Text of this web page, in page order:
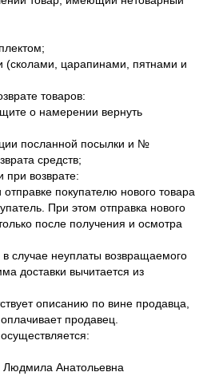
(сколами, царапинами, пятнами и
товаров:
о намерении вернуть
посланной посылки и №
средств;
при возврате:
покупателю нового товара
При этом отправка нового
после получения и осмотра
в случае неуплаты возвращаемого
доставки вычитается из
описанию по вине продавца,
продавец.
Анатольевна